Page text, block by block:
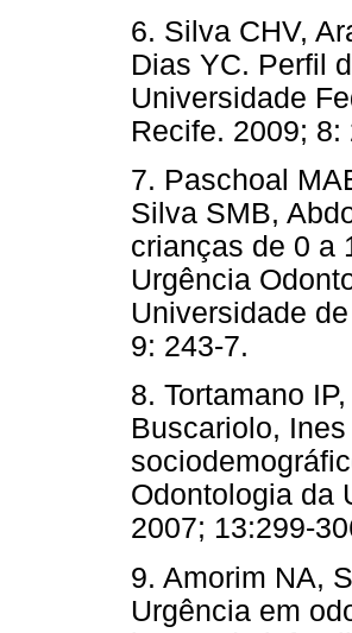
6. Silva CHV,
Dias YC. Perfil
Universidade
Recife. 2009; 8:
7. Paschoal
Silva SMB,
crianças de 0 a
Urgência
Universidade
9: 243-7.
8. Tortamano
Buscariolo,
Odontologia da
2007; 13:299-
9. Amorim NA,
Urgência em